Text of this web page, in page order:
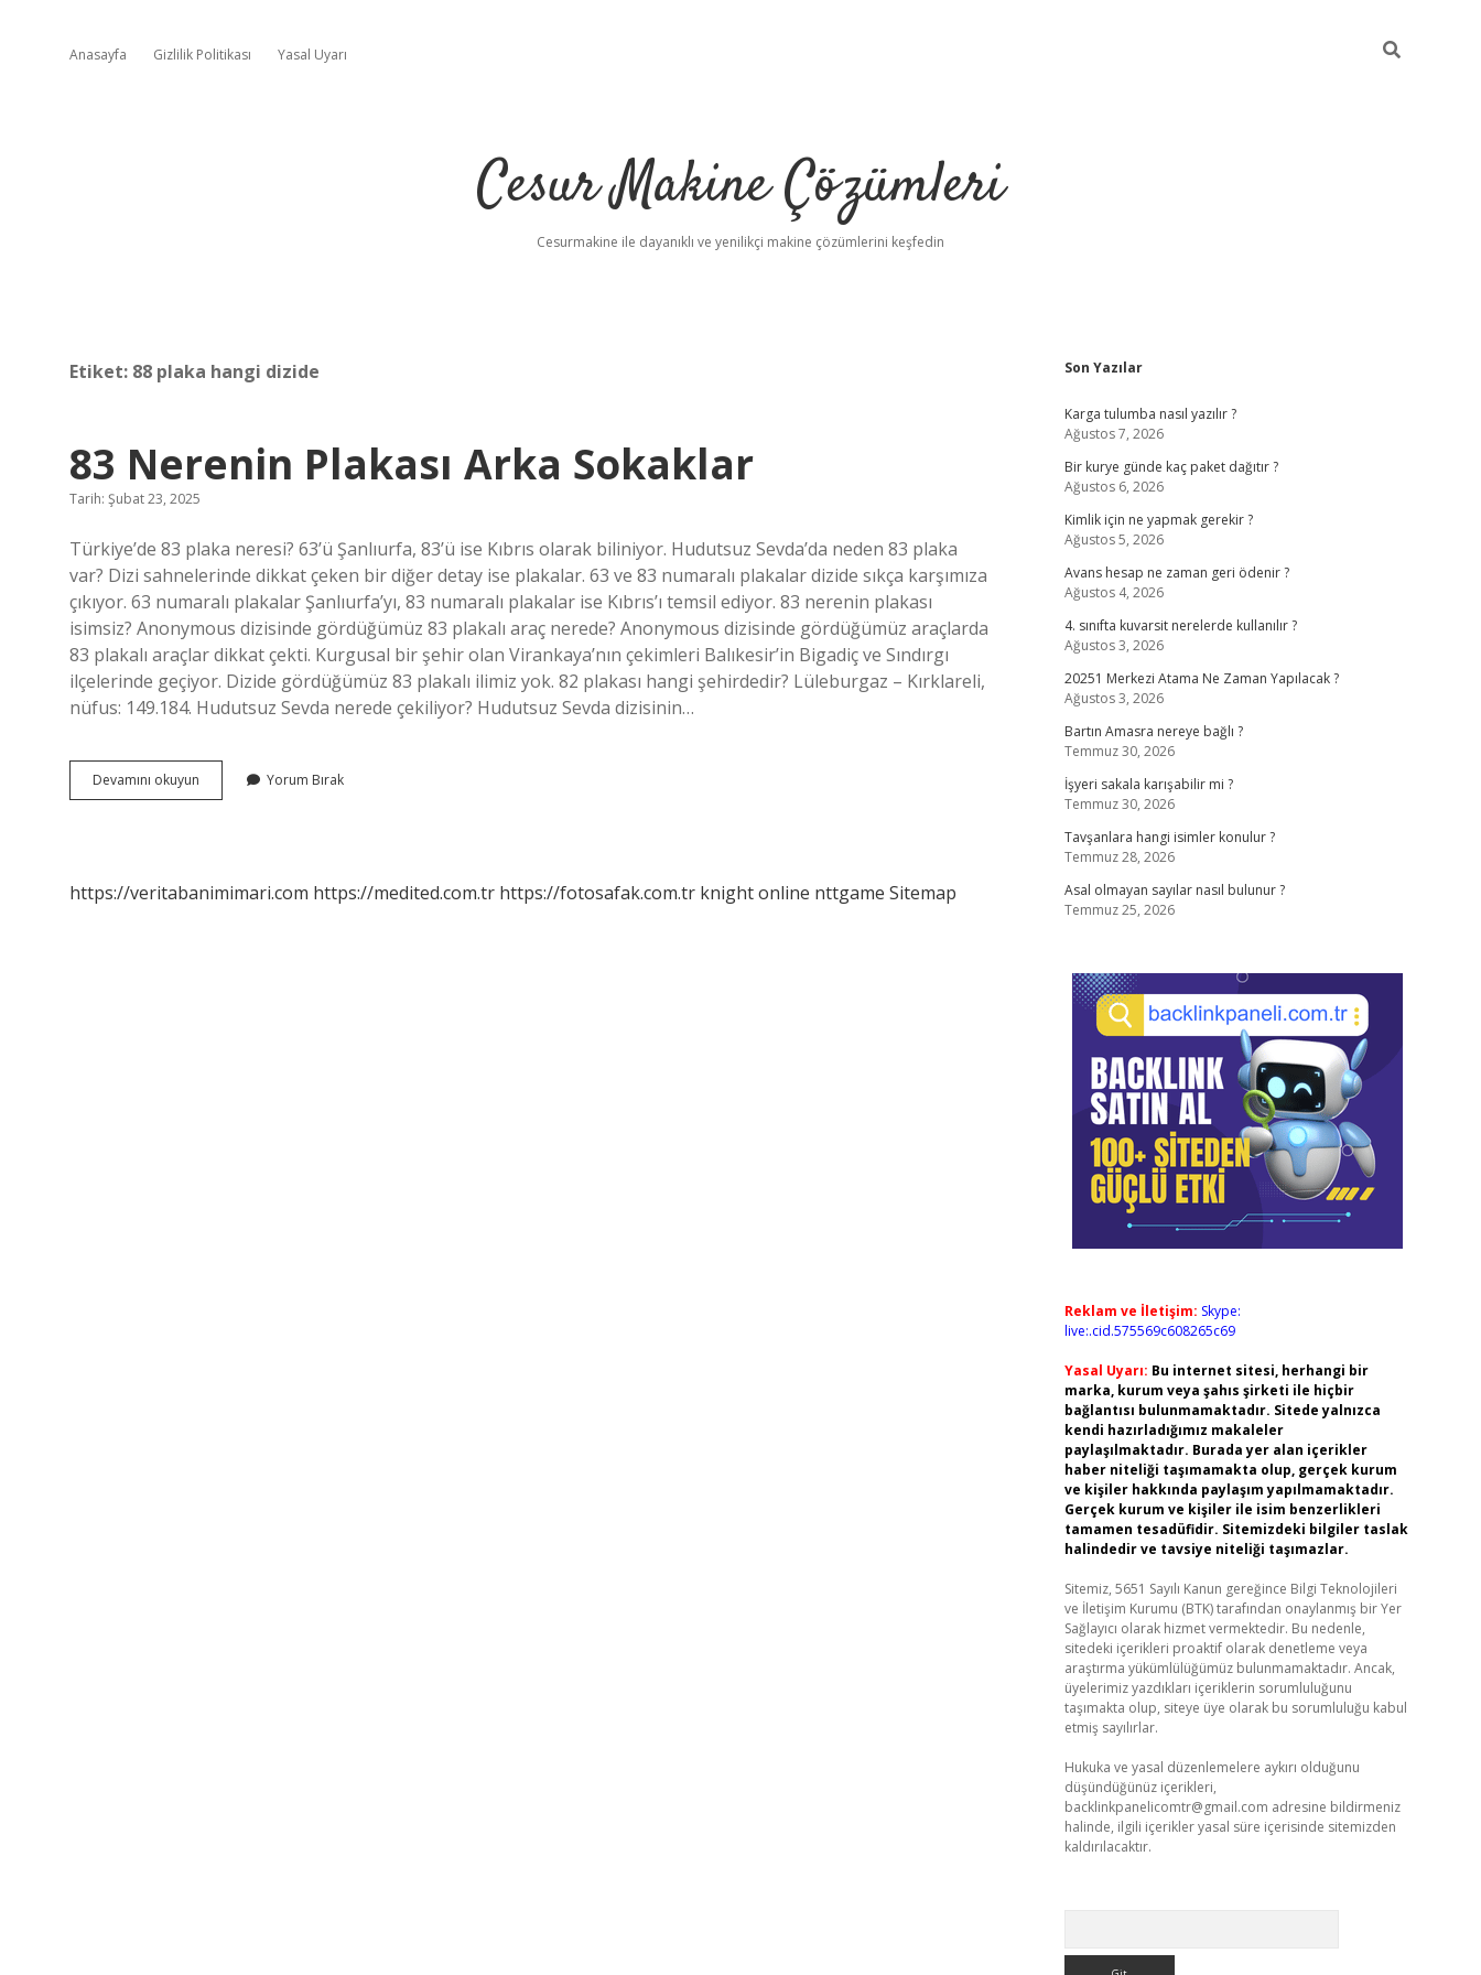
Anasayfa Gizlilik Politikası Yasal Uyarı
Cesur Makine Çözümleri
Cesurmakine ile dayanıklı ve yenilikçi makine çözümlerini keşfedin
Etiket: 88 plaka hangi dizide
83 Nerenin Plakası Arka Sokaklar
Tarih: Şubat 23, 2025
Türkiye’de 83 plaka neresi? 63’ü Şanlıurfa, 83’ü ise Kıbrıs olarak biliniyor. Hudutsuz Sevda’da neden 83 plaka
var? Dizi sahnelerinde dikkat çeken bir diğer detay ise plakalar. 63 ve 83 numaralı plakalar dizide sıkça karşımıza
çıkıyor. 63 numaralı plakalar Şanlıurfa’yı, 83 numaralı plakalar ise Kıbrıs’ı temsil ediyor. 83 nerenin plakası
isimsiz? Anonymous dizisinde gördüğümüz 83 plakalı araç nerede? Anonymous dizisinde gördüğümüz araçlarda
83 plakalı araçlar dikkat çekti. Kurgusal bir şehir olan Virankaya’nın çekimleri Balıkesir’in Bigadiç ve Sındırgı
ilçelerinde geçiyor. Dizide gördüğümüz 83 plakalı ilimiz yok. 82 plakası hangi şehirdedir? Lüleburgaz – Kırklareli,
nüfus: 149.184. Hudutsuz Sevda nerede çekiliyor? Hudutsuz Sevda dizisinin…
Devamını okuyun
Nerenin
Yorum Bırak
https://veritabanimimari.com https://medited.com.tr https://fotosafak.com.tr knight online nttgame Sitemap
Sidebar
Son Yazılar
Karga tulumba nasıl yazılır ?
Ağustos 7, 2026
Bir kurye günde kaç paket dağıtır ?
Ağustos 6, 2026
Kimlik için ne yapmak gerekir ?
Ağustos 5, 2026
Avans hesap ne zaman geri ödenir ?
Ağustos 4, 2026
4. sınıfta kuvarsit nerelerde kullanılır ?
Ağustos 3, 2026
20251 Merkezi Atama Ne Zaman Yapılacak ?
Ağustos 3, 2026
Bartın Amasra nereye bağlı ?
Temmuz 30, 2026
İşyeri sakala karışabilir mi ?
Temmuz 30, 2026
Tavşanlara hangi isimler konulur ?
Temmuz 28, 2026
Asal olmayan sayılar nasıl bulunur ?
Temmuz 25, 2026
Reklam ve İletişim: Skype:
live:.cid.575569c608265c69
Yasal Uyarı: Bu internet sitesi, herhangi bir
marka, kurum veya şahıs şirketi ile hiçbir
bağlantısı bulunmamaktadır. Sitede yalnızca
kendi hazırladığımız makaleler
paylaşılmaktadır. Burada yer alan içerikler
haber niteliği taşımamakta olup, gerçek kurum
ve kişiler hakkında paylaşım yapılmamaktadır.
Gerçek kurum ve kişiler ile isim benzerlikleri
tamamen tesadüfidir. Sitemizdeki bilgiler taslak
halindedir ve tavsiye niteliği taşımazlar.
Sitemiz, 5651 Sayılı Kanun gereğince Bilgi Teknolojileri
ve İletişim Kurumu (BTK) tarafından onaylanmış bir Yer
Sağlayıcı olarak hizmet vermektedir. Bu nedenle,
sitedeki içerikleri proaktif olarak denetleme veya
araştırma yükümlülüğümüz bulunmamaktadır. Ancak,
üyelerimiz yazdıkları içeriklerin sorumluluğunu
taşımakta olup, siteye üye olarak bu sorumluluğu kabul
etmiş sayılırlar.
Hukuka ve yasal düzenlemelere aykırı olduğunu
düşündüğünüz içerikleri,
backlinkpanelicomtr@gmail.com adresine bildirmeniz
halinde, ilgili içerikler yasal süre içerisinde sitemizden
kaldırılacaktır.